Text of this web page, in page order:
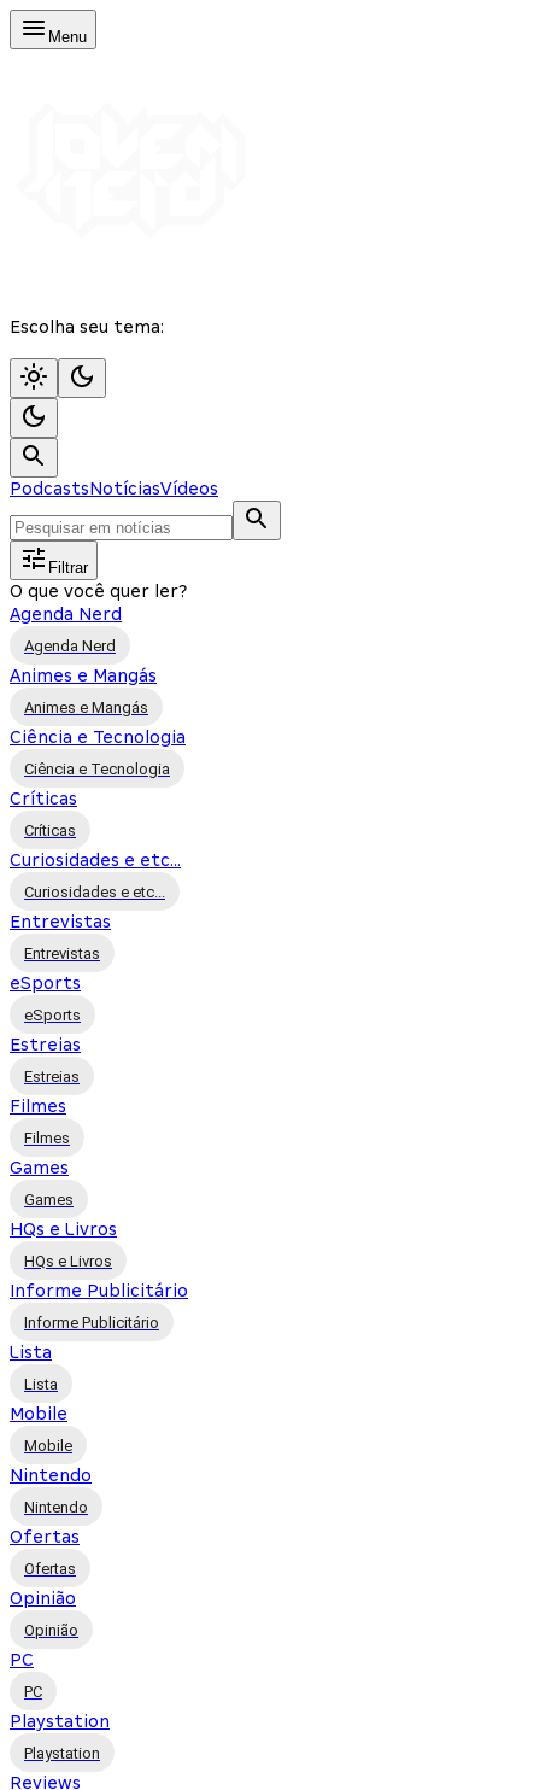
Menu
Escolha seu tema:
PodcastsNotíciasVídeos
Filtrar
O que você quer ler?
Agenda Nerd
Agenda Nerd
Animes e Mangás
Animes e Mangás
Ciência e Tecnologia
Ciência e Tecnologia
Críticas
Críticas
Curiosidades e etc...
Curiosidades e etc...
Entrevistas
Entrevistas
eSports
eSports
Estreias
Estreias
Filmes
Filmes
Games
Games
HQs e Livros
HQs e Livros
Informe Publicitário
Informe Publicitário
Lista
Lista
Mobile
Mobile
Nintendo
Nintendo
Ofertas
Ofertas
Opinião
Opinião
PC
PC
Playstation
Playstation
Reviews